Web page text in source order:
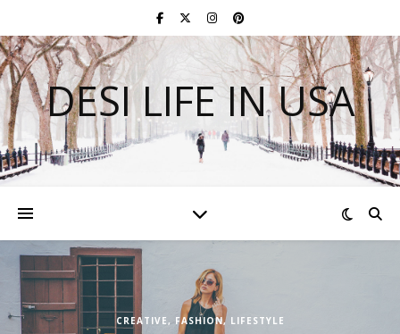
DESI LIFE IN USA
CREATIVE, FASHION, LIFESTYLE